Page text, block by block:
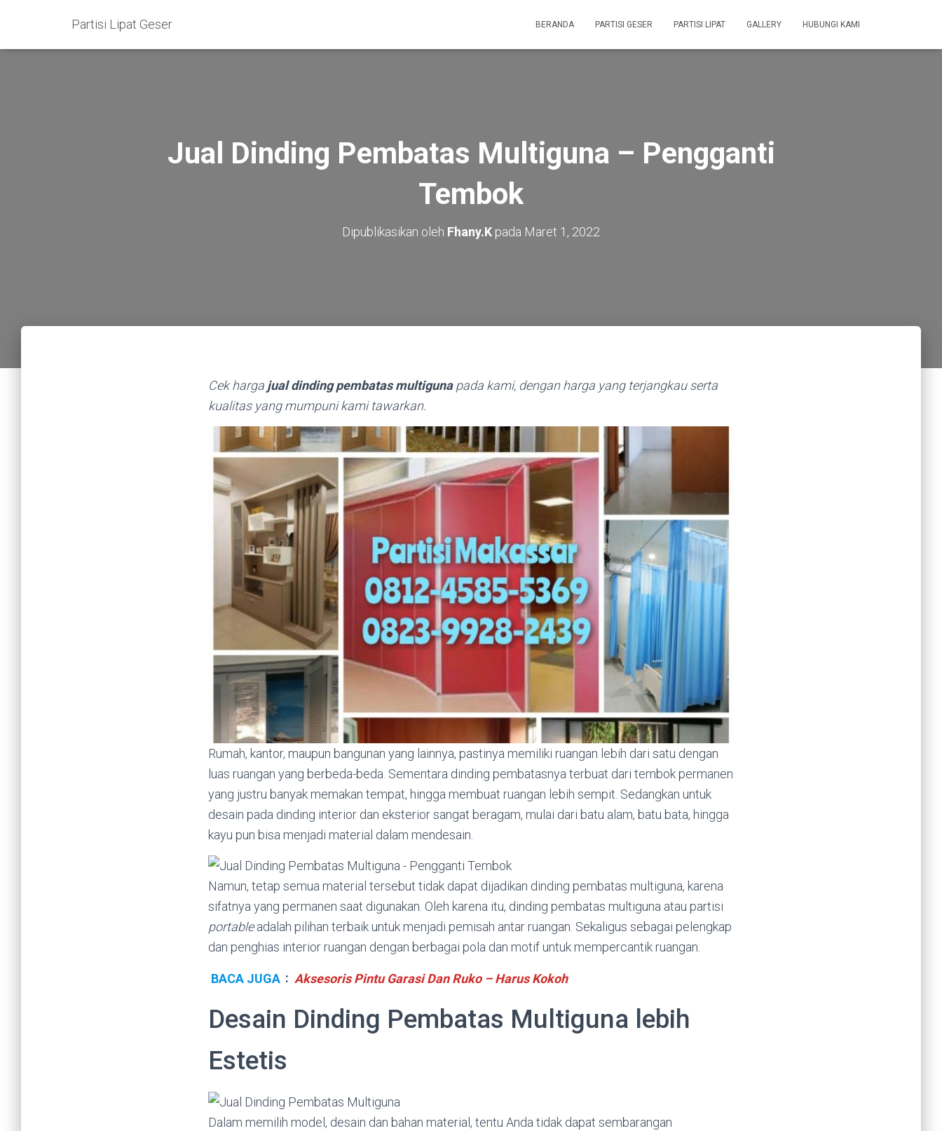
Partisi Lipat Geser BERANDA PARTISI GESER PARTISI LIPAT GALLERY HUBUNGI KAMI
Jual Dinding Pembatas Multiguna – Pengganti
Tembok
Dipublikasikan oleh Fhany.K pada Maret 1, 2022
Cek harga jual dinding pembatas multigunapada kami, dengan harga yang terjangkau serta
kualitas yang mumpuni kami tawarkan.
Rumah, kantor, maupun bangunan yang lainnya, pastinya memiliki ruangan lebih dari satu dengan
luas ruangan yang berbeda-beda. Sementara dinding pembatasnya terbuat dari tembok permanen
yang justru banyak memakan tempat, hingga membuat ruangan lebih sempit. Sedangkan untuk
desain pada dinding interior dan eksterior sangat beragam, mulai dari batu alam, batu bata, hingga
kayu pun bisa menjadi material dalam mendesain.
Namun, tetap semua material tersebut tidak dapat dijadikan dinding pembatas multiguna, karena
sifatnya yang permanen saat digunakan. Oleh karena itu, dinding pembatas multiguna atau partisi
portableadalah pilihan terbaik untuk menjadi pemisah antar ruangan. Sekaligus sebagai pelengkap
dan penghias interior ruangan dengan berbagai pola dan motif untuk mempercantik ruangan.
BACA JUGA : Aksesoris Pintu Garasi Dan Ruko – Harus Kokoh
Desain Dinding Pembatas Multiguna lebih
Estetis
Dalam memilih model, desain dan bahan material, tentu Anda tidak dapat sembarangan